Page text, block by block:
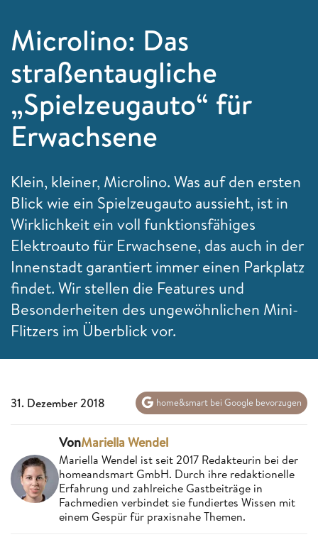
Microlino: Das
straßentaugliche
„Spielzeugauto“ für
Erwachsene
Klein, kleiner, Microlino. Was auf den ersten
Blick wie ein Spielzeugauto aussieht, ist in
Wirklichkeit ein voll funktionsfähiges
Elektroauto für Erwachsene, das auch in der
Innenstadt garantiert immer einen Parkplatz
findet. Wir stellen die Features und
Besonderheiten des ungewöhnlichen Mini-
Flitzers im Überblick vor.
31. Dezember 2018 home&smart bei Google bevorzugen
VonMariella Wendel
Mariella Wendel ist seit 2017 Redakteurin bei der
homeandsmart GmbH. Durch ihre redaktionelle
Erfahrung und zahlreiche Gastbeiträge in
Fachmedien verbindet sie fundiertes Wissen mit
einem Gespür für praxisnahe Themen.